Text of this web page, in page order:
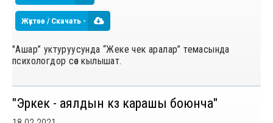
Жүктөө / Скачать -
"Ашар” уктуруусунда “Жеке чек аралар” темасында
психологдор сѳз кылышат.
"Эркек - аялдын көз карашы боюнча"